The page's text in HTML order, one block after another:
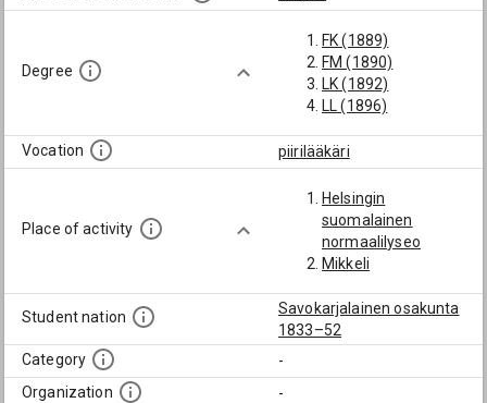
Degree
FK (1889)
FM (1890)
LK (1892)
LL (1896)
Vocation piirilääkäri
Place of activity
Helsingin
suomalainen
normaalilyseo
Mikkeli
Student nation
Savokarjalainen osakunta
1833–52
Category
-
Organization
-